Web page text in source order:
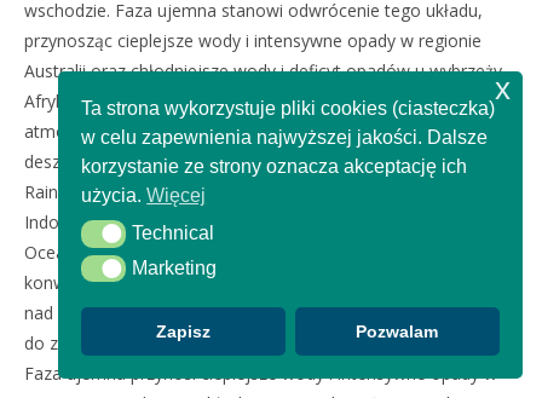
wschodzie. Faza ujemna stanowi odwrócenie tego układu,
przynosząc cieplejsze wody i intensywne opady w regionie
Australii oraz chłodniejsze wody i deficyt opadów u wybrzeży
Afryki. Dodatnia faza IOD prowadzi do przesunięcia konwekcji
atmosferycznej na zachód, co skutkuje gwałtownymi opadami
deszczu i powodziami w Afryce Wschodniej (East African Short
Rains) oraz dotkliwymi suszami i pożarami w Australii i
Indonezji. Wyższa temperatura wód w zachodniej części
Oceanu Indyjskiego sprzyja intensywnemu parowaniu i silnej
konwekcji, co przekłada się na zwiększone dostawy wilgoci
nad subkontynent indyjski. Ponadto w fazie dodatniej dochodzi
do znaczącego wzmocnienia letniego monsunu indyjskiego.
Faza ujemna przynosi cieplejsze wody i intensywne opady w
Ta strona wykorzystuje pliki cookies (ciasteczka)
w celu zapewnienia najwyższej jakości. Dalsze
korzystanie ze strony oznacza akceptację ich
użycia.Więcej
Technical
Technical
Marketing
Marketing
Zapisz Pozwalam
x